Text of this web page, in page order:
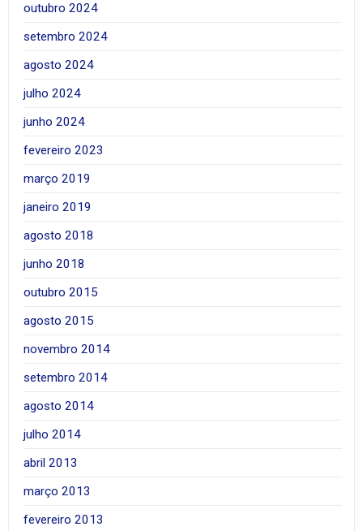
outubro 2024
setembro 2024
agosto 2024
julho 2024
junho 2024
fevereiro 2023
março 2019
janeiro 2019
agosto 2018
junho 2018
outubro 2015
agosto 2015
novembro 2014
setembro 2014
agosto 2014
julho 2014
abril 2013
março 2013
fevereiro 2013